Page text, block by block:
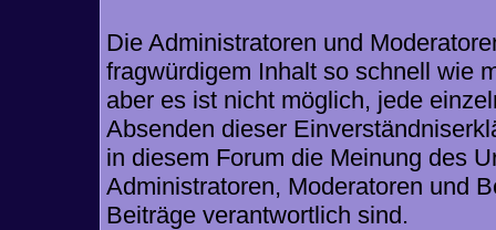
Die Administratoren und
fragwürdigem Inhalt so schnell wie
aber es ist nicht möglich, jede
Absenden dieser
in diesem Forum die Meinung des
Administratoren, Moderatoren und
Beiträge verantwortlich sind.